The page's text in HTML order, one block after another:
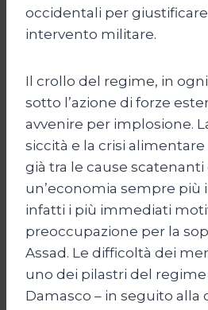
occidentali per
intervento militare.
Il crollo del regime, in
sotto l’azione di forze
avvenire per implosione.
siccità e la crisi
già tra le cause scatenanti
un’economia sempre più
infatti i più immediati
preoccupazione per la
Assad. Le difficoltà dei
uno dei pilastri del regime
Damasco – in seguito alla